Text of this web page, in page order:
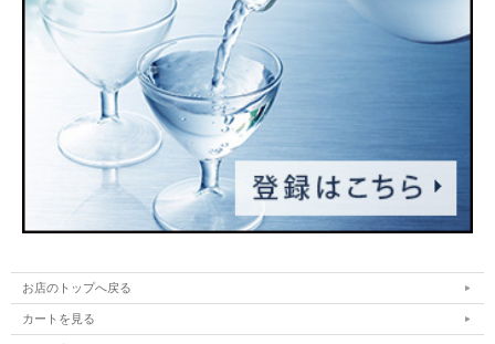
お店のトップへ戻る
カートを見る